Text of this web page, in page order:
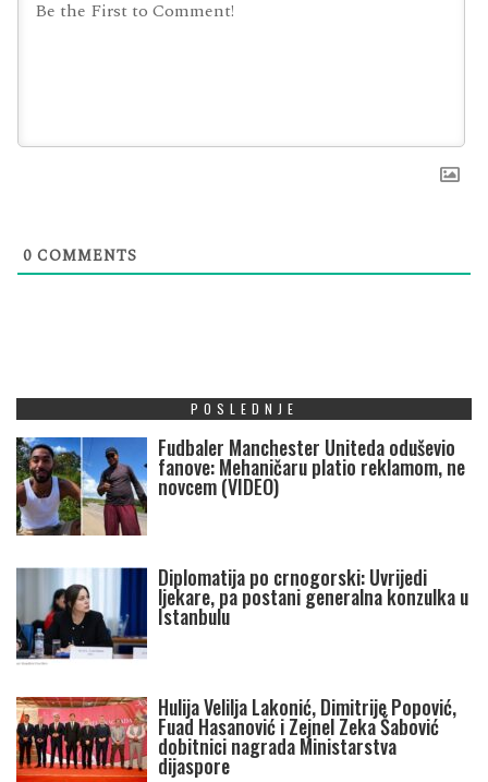
0 COMMENTS
POSLEDNJE
Fudbaler Manchester Uniteda oduševio
fanove: Mehaničaru platio reklamom, ne
novcem (VIDEO)
Diplomatija po crnogorski: Uvrijedi
ljekare, pa postani generalna konzulka u
Istanbulu
Hulija Velilja Lakonić, Dimitrije Popović,
Fuad Hasanović i Zejnel Zeka Šabović
dobitnici nagrada Ministarstva
dijaspore